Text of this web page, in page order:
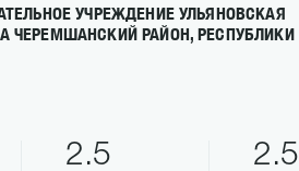
УЧРЕЖДЕНИЕ УЛЬЯНОВСКАЯ
ЧЕРЕМШАНСКИЙ РАЙОН, РЕСПУБЛИКИ
2.5 2.5